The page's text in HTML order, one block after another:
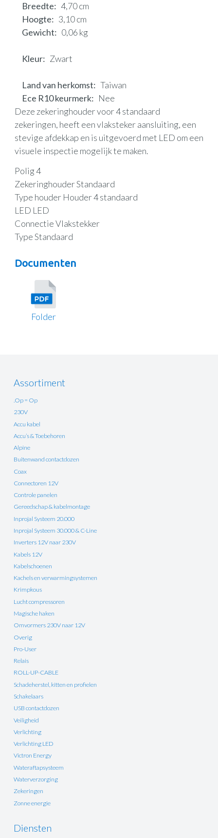
Breedte
4,70 cm
Hoogte
3,10 cm
Gewicht
0,06 kg
Kleur Zwart
Land van herkomst
Taiwan
Ece R10 keurmerk
Nee
Deze zekeringhouder voor 4 standaard
zekeringen, heeft een vlaksteker aansluiting, een
stevige afdekkap en is uitgevoerd met LED om een
visuele inspectie mogelijk te maken.
Polig 4
Zekeringhouder Standaard
Type houder Houder 4 standaard
LED LED
Connectie Vlakstekker
Type Standaard
Documenten
Folder
Assortiment
.Op = Op
230V
Accu kabel
Accu’s & Toebehoren
Alpine
Buitenwand contactdozen
Coax
Connectoren 12V
Controle panelen
Gereedschap & kabelmontage
Inprojal Systeem 20.000
Inprojal Systeem 30.000 & C-Line
Inverters 12V naar 230V
Kabels 12V
Kabelschoenen
Kachels en verwarmingsystemen
Krimpkous
Lucht compressoren
Magische haken
Omvormers 230V naar 12V
Overig
Pro-User
Relais
ROLL-UP-CABLE
Schadeherstel, kitten en profielen
Schakelaars
USB contactdozen
Veiligheid
Verlichting
Verlichting LED
Victron Energy
Wateraftapsysteem
Waterverzorging
Zekeringen
Zonne energie
Diensten